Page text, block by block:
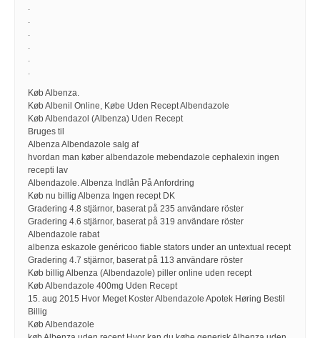
.
.
.
.
.
.
Køb Albenza.
Køb Albenil Online, Købe Uden Recept Albendazole
Køb Albendazol (Albenza) Uden Recept
Bruges til
Albenza Albendazole salg af
hvordan man køber albendazole mebendazole cephalexin ingen
recepti lav
Albendazole. Albenza Indlån På Anfordring
Køb nu billig Albenza Ingen recept DK
Gradering 4.8 stjärnor, baserat på 235 användare röster
Gradering 4.6 stjärnor, baserat på 319 användare röster
Albendazole rabat
albenza eskazole genéricoo fiable stators under an untextual recept
Gradering 4.7 stjärnor, baserat på 113 användare röster
Køb billig Albenza (Albendazole) piller online uden recept
Køb Albendazole 400mg Uden Recept
15. aug 2015 Hvor Meget Koster Albendazole Apotek Høring Bestil
Billig
Køb Albendazole